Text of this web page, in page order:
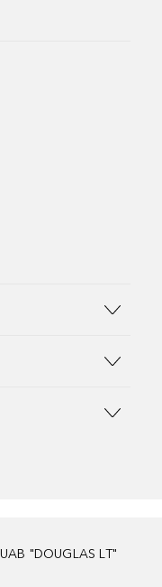
UAB "DOUGLAS LT"